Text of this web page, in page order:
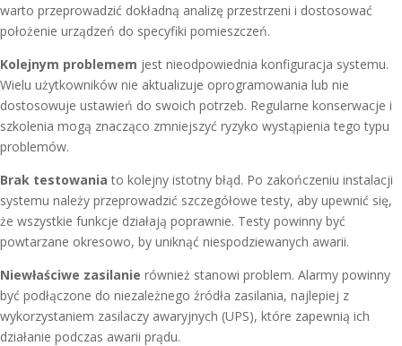
warto przeprowadzić dokładną analizę przestrzeni i dostosować
położenie urządzeń do specyfiki pomieszczeń.
Kolejnym problemem jest nieodpowiednia konfiguracja systemu.
Wielu użytkowników nie aktualizuje oprogramowania lub nie
dostosowuje ustawień do swoich potrzeb. Regularne konserwacje i
szkolenia mogą znacząco zmniejszyć ryzyko wystąpienia tego typu
problemów.
Brak testowania to kolejny istotny błąd. Po zakończeniu instalacji
systemu należy przeprowadzić szczegółowe testy, aby upewnić się,
że wszystkie funkcje działają poprawnie. Testy powinny być
powtarzane okresowo, by uniknąć niespodziewanych awarii.
Niewłaściwe zasilanie również stanowi problem. Alarmy powinny
być podłączone do niezależnego źródła zasilania, najlepiej z
wykorzystaniem zasilaczy awaryjnych (UPS), które zapewnią ich
działanie podczas awarii prądu.